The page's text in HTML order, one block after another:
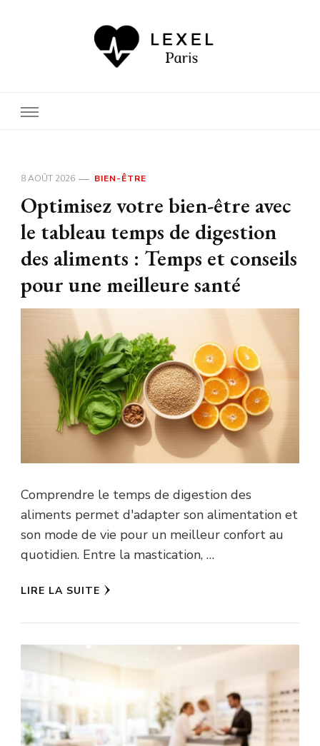
8 AOÛT 2026 BIEN-ÊTRE
Optimisez votre bien-être avec
le tableau temps de digestion
des aliments : Temps et conseils
pour une meilleure santé
Comprendre le temps de digestion des
aliments permet d'adapter son alimentation et
son mode de vie pour un meilleur confort au
quotidien. Entre la mastication, …
LIRE LA SUITE